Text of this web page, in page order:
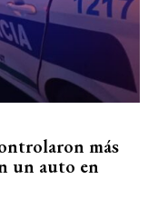
más
un auto en